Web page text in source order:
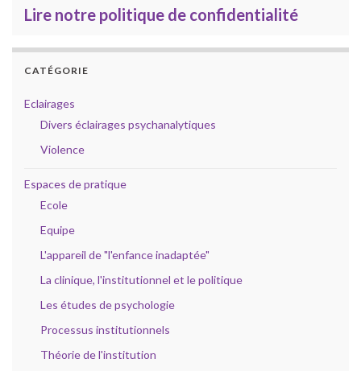
Lire notre politique de confidentialité
CATÉGORIE
Eclairages
Divers éclairages psychanalytiques
Violence
Espaces de pratique
Ecole
Equipe
L'appareil de "l'enfance inadaptée"
La clinique, l'institutionnel et le politique
Les études de psychologie
Processus institutionnels
Théorie de l'institution